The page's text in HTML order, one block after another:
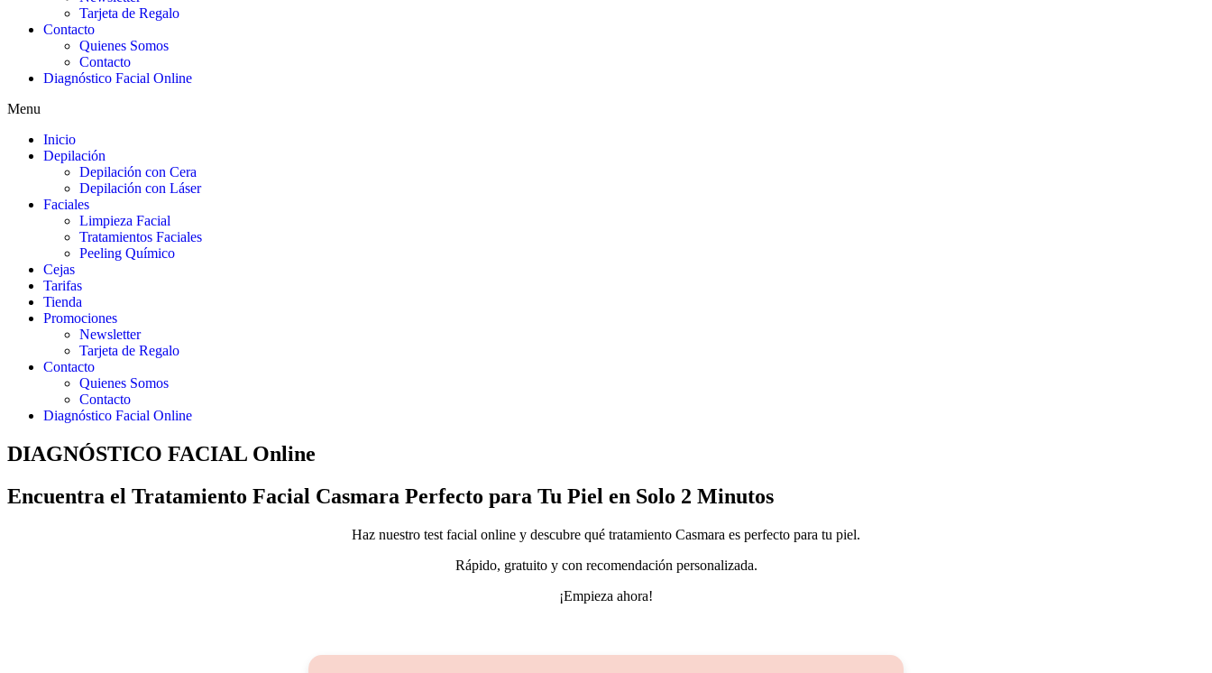
Tarjeta de Regalo
Contacto
Quienes Somos
Contacto
Diagnóstico Facial Online
Menu
Inicio
Depilación
Depilación con Cera
Depilación con Láser
Faciales
Limpieza Facial
Tratamientos Faciales
Peeling Químico
Cejas
Tarifas
Tienda
Promociones
Newsletter
Tarjeta de Regalo
Contacto
Quienes Somos
Contacto
Diagnóstico Facial Online
DIAGNÓSTICO FACIAL Online
Encuentra el Tratamiento Facial Casmara Perfecto para Tu Piel en Solo 2 Minutos
Haz nuestro test facial online y descubre qué tratamiento Casmara es perfecto para tu piel.
Rápido, gratuito y con recomendación personalizada.
¡Empieza ahora!